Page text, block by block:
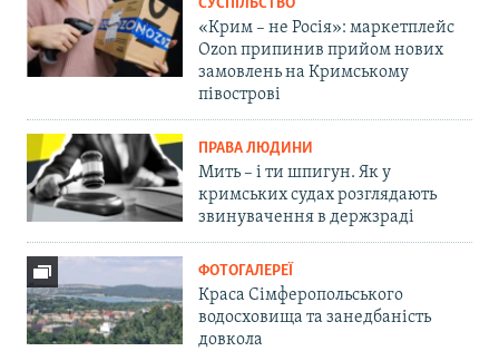
СУСПІЛЬСТВО
«Крим – не Росія»: маркетплейс
Ozon припинив прийом нових
замовлень на Кримському
півострові
ПРАВА ЛЮДИНИ
Мить – і ти шпигун. Як у
кримських судах розглядають
звинувачення в держзраді
ФОТОГАЛЕРЕЇ
Краса Сімферопольського
водосховища та занедбаність
довкола